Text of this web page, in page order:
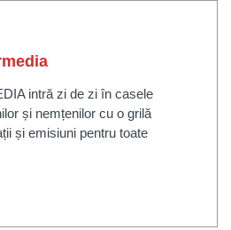
intră zi de zi în casele
și nemțenilor cu o grilă
și emisiuni pentru toate